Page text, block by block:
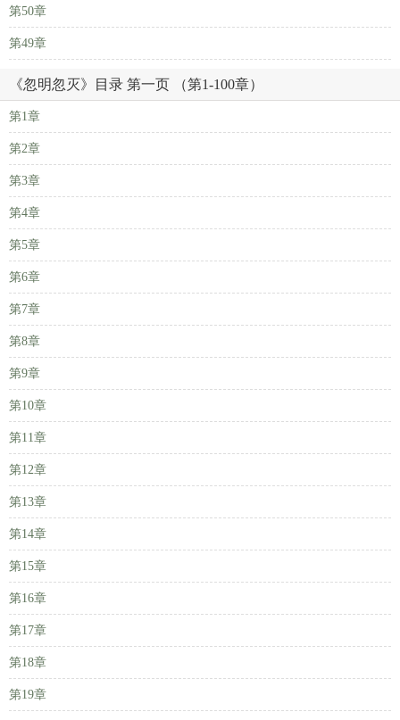
第50章
第49章
《忽明忽灭》目录 第一页 （第1-100章）
第1章
第2章
第3章
第4章
第5章
第6章
第7章
第8章
第9章
第10章
第11章
第12章
第13章
第14章
第15章
第16章
第17章
第18章
第19章